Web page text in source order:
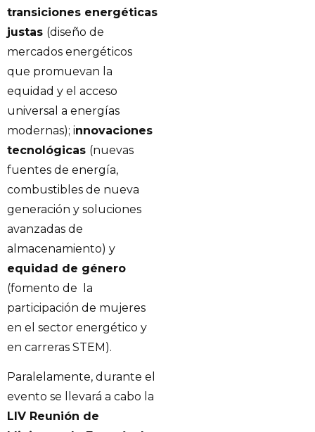
transiciones energéticas
justas (diseño de
mercados energéticos
que promuevan la
equidad y el acceso
universal a energías
modernas); innovaciones
tecnológicas (nuevas
fuentes de energía,
combustibles de nueva
generación y soluciones
avanzadas de
almacenamiento) y
equidad de género
(fomento de la
participación de mujeres
en el sector energético y
en carreras STEM).
Paralelamente, durante el
evento se llevará a cabo la
LIV Reunión de